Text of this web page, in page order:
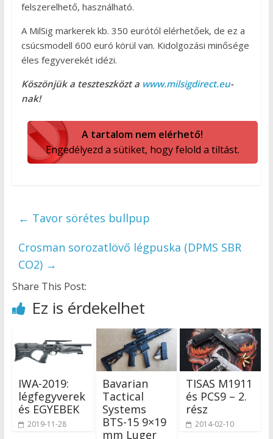
felszerelhető, használható.
A MilSig markerek kb. 350 eurótól elérhetőek, de ez a
csúcsmodell 600 euró körül van. Kidolgozási minősége
éles fegyverekét idézi.
Köszönjük a teszteszközt a www.milsigdirect.eu-
nak!
A tartalom nem elérhető!
Engedélyezd a sütiket, hogy felold a tiltást.
← Tavor sörétes bullpup
Crosman sorozatlövő légpuska (DPMS SBR
CO2) →
Share This Post:
Ez is érdekelhet
IWA-2019:
légfegyverek
és EGYEBEK
2019-11-28
Bavarian
Tactical
Systems
BTS-15 9×19
mm Luger
TISAS M1911
és PCS9 – 2.
rész
2014-02-10